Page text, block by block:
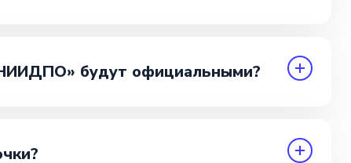
будут официальными?